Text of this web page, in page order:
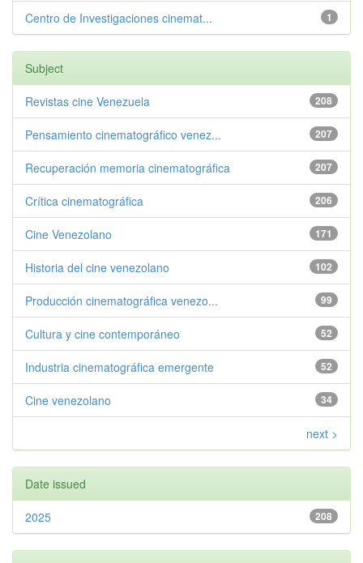
1
Centro de Investigaciones cinemat...
Subject
208
Revistas cine Venezuela
207
Pensamiento cinematográfico venez...
207
Recuperación memoria cinematográfica
206
Crítica cinematográfica
171
Cine Venezolano
102
Historia del cine venezolano
99
Producción cinematográfica venezo...
52
Cultura y cine contemporáneo
52
Industria cinematográfica emergente
34
Cine venezolano
next >
Date issued
208
2025